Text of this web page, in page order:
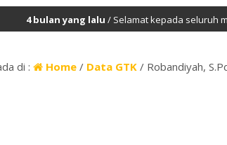
yang lalu/ Selamat kepada seluruh murid SMAN
di : Home / Data GTK / Robandiyah,